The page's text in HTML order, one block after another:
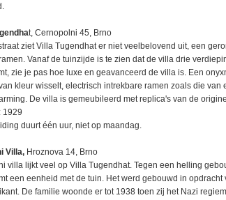
t, Cernopolni 45, Brno
ziet Villa Tugendhat er niet veelbelovend uit, een
Vanaf de tuinzijde is te zien dat de villa drie
zie je pas hoe luxe en geavanceerd de villa is. Een
kleur wisselt, electrisch intrekbare ramen zoals die van
De villa is gemeubileerd met replica's van de
1929
duurt één uur, niet op maandag.
Villa, Hroznova 14, Brno
villa lijkt veel op Villa Tugendhat. Tegen een helling
een eenheid met de tuin. Het werd gebouwd in opdracht
De familie woonde er tot 1938 toen zij het Nazi